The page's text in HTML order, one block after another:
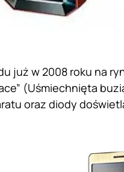
już w 2008 roku na
(Uśmiechnięta
oraz diody